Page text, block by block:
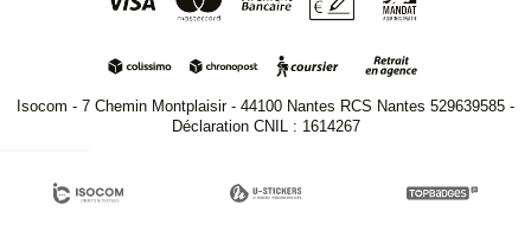
Isocom - 7 Chemin Montplaisir - 44100 Nantes RCS Nantes 529639585 -
Déclaration CNIL : 1614267